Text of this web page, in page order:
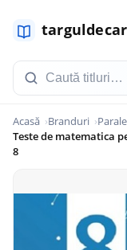
Acasă Branduri
Teste de matematica
8